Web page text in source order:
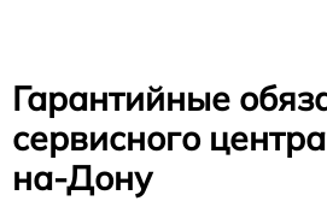
Гарантийные
сервисного
на-Дону